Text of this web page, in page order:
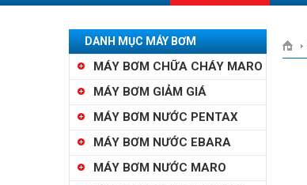
DANH MỤC MÁY BƠM
MÁY BƠM CHỮA CHÁY MARO
MÁY BƠM GIẢM GIÁ
MÁY BƠM NƯỚC PENTAX
MÁY BƠM NƯỚC EBARA
MÁY BƠM NƯỚC MARO